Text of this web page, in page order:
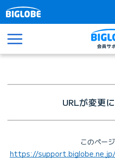
メニュー
URLが変更
このペー
https://